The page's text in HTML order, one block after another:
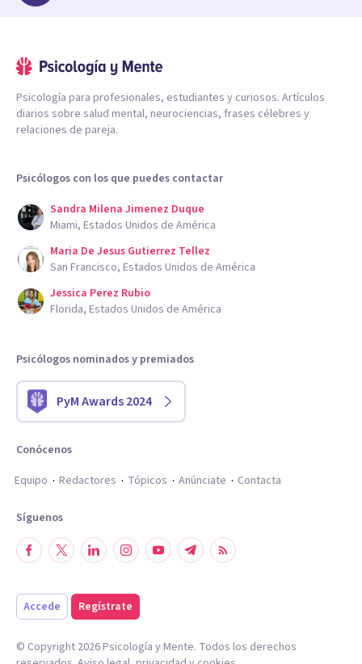
Psicología para profesionales, estudiantes y curiosos. Artículos
diarios sobre salud mental, neurociencias, frases célebres y
relaciones de pareja.
Psicólogos con los que puedes contactar
Sandra Milena Jimenez Duque
Miami, Estados Unidos de América
Maria De Jesus Gutierrez Tellez
San Francisco, Estados Unidos de América
Jessica Perez Rubio
Florida, Estados Unidos de América
Psicólogos nominados y premiados
PyM Awards 2024
Conócenos
Equipo
Redactores Tópicos Anúnciate Contacta
Síguenos
Accede Regístrate
© Copyright 2026Psicología y Mente. Todos los derechos